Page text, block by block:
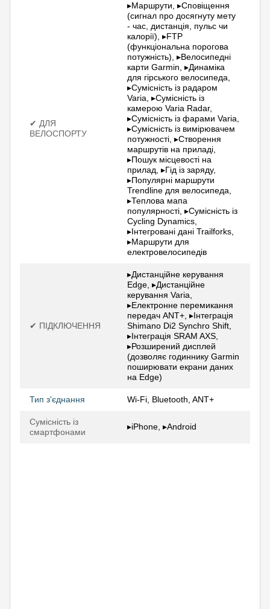
✔ ДЛЯ
ВЕЛОСПОРТУ
▸Маршрути, ▸Сповіщення
(сигнал про досягнуту мету
- час, дистанція, пульс чи
калорії), ▸FTP
(функціональна порогова
потужність), ▸Велосипедні
карти Garmin, ▸Динаміка
для гірського велосипеда,
▸Сумісність із радаром
Varia, ▸Сумісність із
камерою Varia Radar,
▸Сумісність із фарами Varia,
▸Сумісність із вимірювачем
потужності, ▸Створення
маршрутів на приладі,
▸Пошук місцевості на
прилад, ▸Гід із заряду,
▸Популярні маршрути
Trendline для велосипеда,
▸Теплова мапа
популярності, ▸Сумісність із
Cycling Dynamics,
▸Інтегровані дані Trailforks,
▸Маршрути для
електровелосипедів
✔ ПІДКЛЮЧЕННЯ
▸Дистанційне керування
Edge, ▸Дистанційне
керування Varia,
▸Електронне перемикання
передач ANT+, ▸Інтеграція
Shimano Di2 Synchro Shift,
▸Інтеграція SRAM AXS,
▸Розширений дисплей
(дозволяє годиннику Garmin
поширювати екрани даних
на Edge)
Тип з'єднання Wi-Fi, Bluetooth, ANT+
Сумісність із
смартфонами
▸iPhone, ▸Android